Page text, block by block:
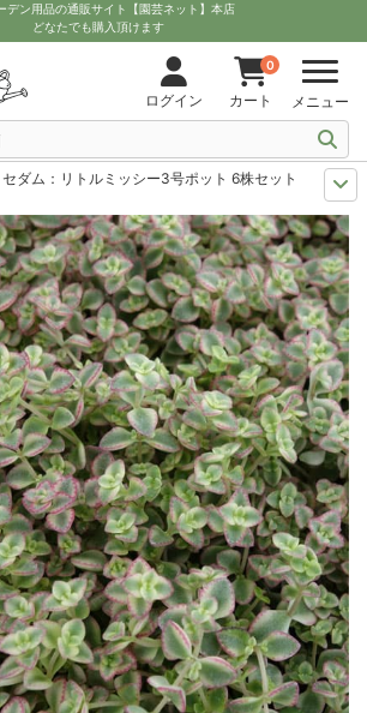
デン用品の通販サイト【園芸ネット】本店
どなたでも購入頂けます
ログイン
0
カート メニュー
セダム：リトルミッシー3号ポット 6株セット
サイズ別 3号～3.5号
セダム：リトルミッシー3号
クラッスラ属
セダム：リトルミッシー3号ポット 6
セダム属 セダム：リトルミッシー3号ポット 6株セ